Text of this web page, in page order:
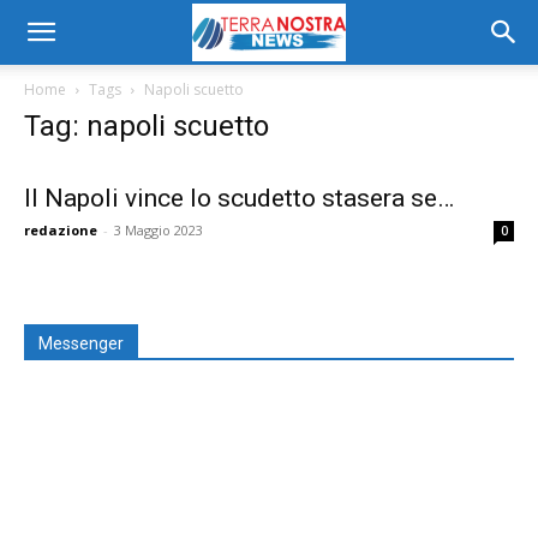
Home Tags Napoli scuetto
Tag: napoli scuetto
Il Napoli vince lo scudetto stasera se…
redazione - 3 Maggio 2023 0
Messenger